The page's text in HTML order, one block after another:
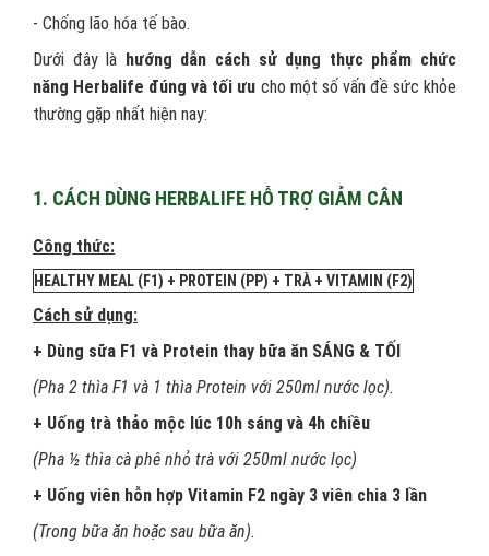
- Chống lão hóa tế bào.
Dưới đây là hướng dẫn cách sử dụng thực phẩm chức
năng Herbalife đúng và tối ưu cho một số vấn đề sức khỏe
thường gặp nhất hiện nay:
1. CÁCH DÙNG HERBALIFE HỖ TRỢ GIẢM CÂN
Công thức:
HEALTHY MEAL (F1) + PROTEIN (PP) + TRÀ + VITAMIN (F2)
Cách sử dụng:
+ Dùng sữa F1 và Protein thay bữa ăn SÁNG & TỐI
(Pha 2 thìa F1 và 1 thìa Protein với 250ml nước lọc).
+ Uống trà thảo mộc lúc 10h sáng và 4h chiều
(Pha ½ thìa cà phê nhỏ trà với 250ml nước lọc)
+ Uống viên hỗn hợp Vitamin F2 ngày 3 viên chia 3 lần
(Trong bữa ăn hoặc sau bữa ăn).